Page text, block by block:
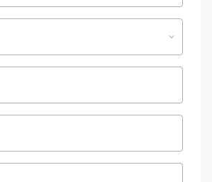
keyboard_arrow_down